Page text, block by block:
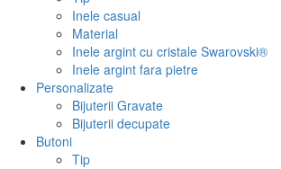
Inele casual
Material
Inele argint cu cristale Swarovski®
Inele argint fara pietre
Personalizate
Bijuterii Gravate
Bijuterii decupate
Butoni
Tip